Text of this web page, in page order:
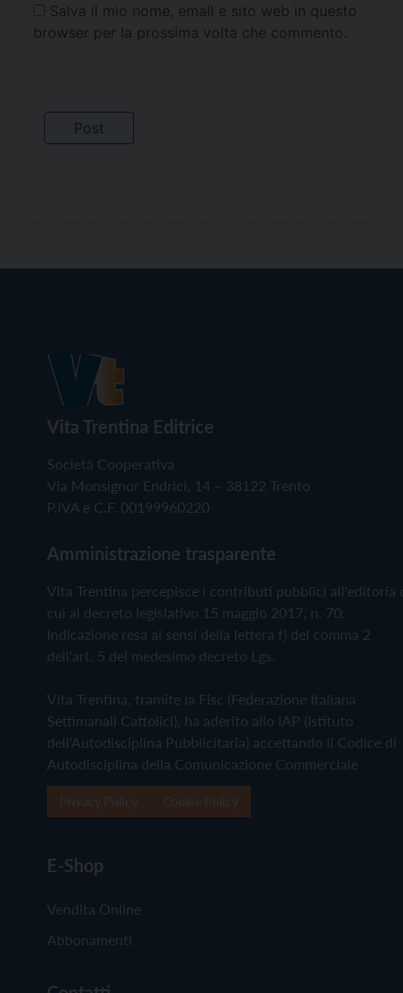
Salva il mio nome, email e sito web in questo
browser per la prossima volta che commento.
Vita Trentina Editrice
Società Cooperativa
Via Monsignor Endrici, 14 – 38122 Trento
P.IVA e C.F. 00199960220
Amministrazione trasparente
Vita Trentina percepisce i contributi pubblici all'editoria
cui al decreto legislativo 15 maggio 2017, n. 70.
Indicazione resa ai sensi della lettera f) del comma 2
dell'art. 5 del medesimo decreto Lgs.
Vita Trentina, tramite la Fisc (Federazione Italiana
Settimanali Cattolici), ha aderito allo IAP (Istituto
dell'Autodisciplina Pubblicitaria) accettando il Codice di
Autodisciplina della Comunicazione Commerciale
E-Shop
Vendita Online
Abbonamenti